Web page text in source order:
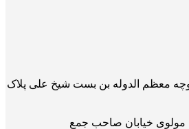
معظم الدوله بن بست شیخ علی پلاک
مولوی خیابان صاحب جمع